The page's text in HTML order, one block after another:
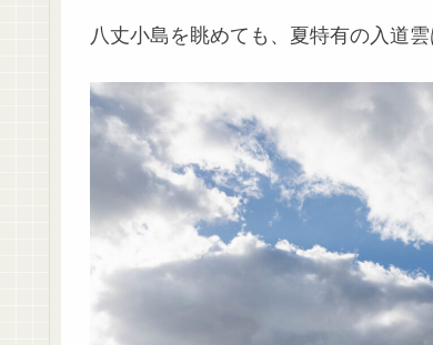
八丈小島を眺めても、夏特有の入道